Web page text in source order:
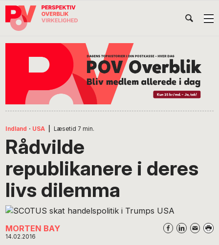
Gå
direkte
Skip
indhold
Gå
direkte
Indland · USA Læsetid 7 min.
Rådvilde
republikanere i deres
livs dilemma
MORTEN BAY
14.02.2016